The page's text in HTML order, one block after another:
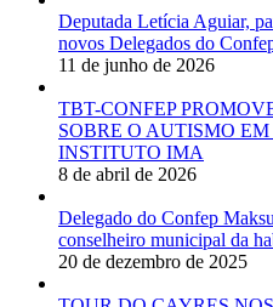
Deputada Letícia Aguiar,
novos Delegados do
11 de junho de 2026
TBT-CONFEP
SOBRE O AUTISMO
INSTITUTO IMA
8 de abril de 2026
Delegado do Confep
conselheiro municipal da
20 de dezembro de 2025